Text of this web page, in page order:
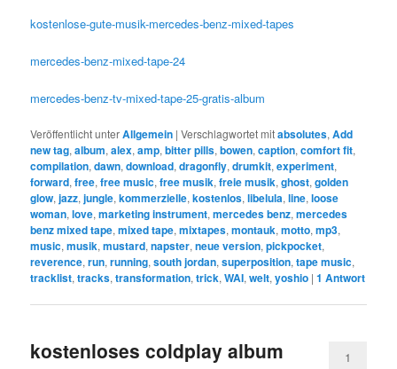
kostenlose-gute-musik-mercedes-benz-mixed-tapes
mercedes-benz-mixed-tape-24
mercedes-benz-tv-mixed-tape-25-gratis-album
Veröffentlicht unterAllgemein |Verschlagwortet mitabsolutes,Add
new tag,album,alex,amp,bitter pills,bowen,caption,comfort fit,
compilation,dawn,download,dragonfly,drumkit,experiment,
forward,free,free music,free musik,freie musik,ghost,golden
glow,jazz,jungle,kommerzielle,kostenlos,libelula,line,loose
woman,love,marketing instrument,mercedes benz,mercedes
benz mixed tape,mixed tape,mixtapes,montauk,motto,mp3,
music,musik,mustard,napster,neue version,pickpocket,
reverence,run,running,south jordan,superposition,tape music,
tracklist,tracks,transformation,trick,WAI,welt,yoshio |1 Antwort
kostenloses coldplay album 1